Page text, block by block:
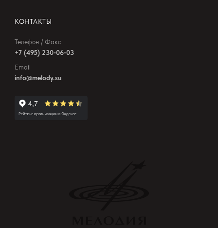
КОНТАКТЫ
Телефон / Факс
+7 (495) 230-06-03
Email
info@melody.su